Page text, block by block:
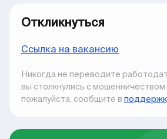
Откликнуться
Ccылка на вакансию
Никогда не переводите
вы столкнулись с
пожалуйста, сообщите в